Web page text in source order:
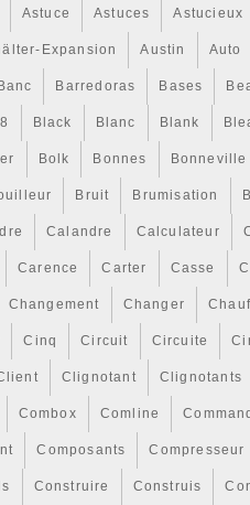
Astuce Astuces Astucieux
Expansion Austin Auto
Banc Barredoras Bases
Black Blanc Blank
Bolk Bonnes Bonneville
Bruit Brumisation
Calandre Calculateur
Carence Carter Casse
Changement Changer
Cinq Circuit Circuite
Clignotant Clignotants
Combox Comline
Composants Compresseur
Construire Construis
pour les produits
offrons des retours
sauf dans les
par erreur, a changé
a choisi le
peut y avoir plusieurs
Les informations du
véhicules is fournies à
être sûr que cet
toujours vérifier votre
champ de
la bonne
Veuillez vérifier
Les clients doivent
de les signer. Si
le droit de vérifier
du coursier et
à l’intérieur,
de livrer ce colis.